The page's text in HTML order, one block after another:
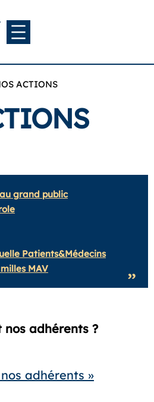
ACTIONS
grand public
Patients&Médecins
MAV
nos adhérents ?
adhérents »